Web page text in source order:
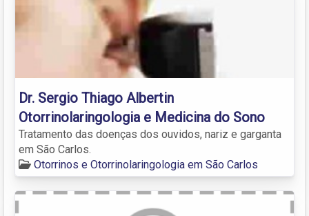
Dr. Sergio Thiago Albertin
Otorrinolaringologia e Medicina do Sono
Tratamento das doenças dos ouvidos, nariz e garganta
em São Carlos.
Otorrinos e Otorrinolaringologia em São Carlos